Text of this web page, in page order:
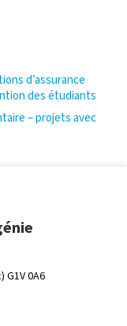
d’assurance
des étudiants
– projets avec
G1V 0A6